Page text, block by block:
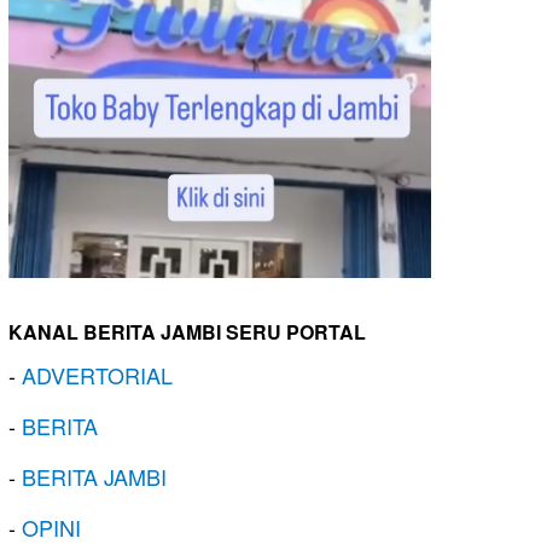
KANAL BERITA JAMBI SERU PORTAL
-ADVERTORIAL
- BERITA
- BERITA JAMBI
-OPINI